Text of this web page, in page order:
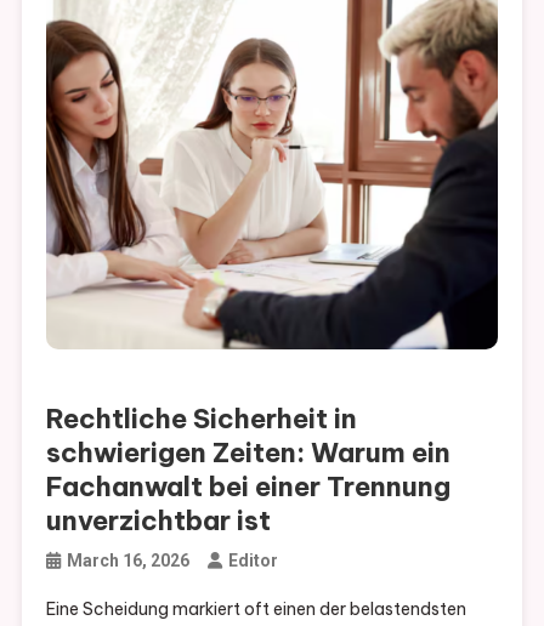
Rechtliche Sicherheit in
schwierigen Zeiten: Warum ein
Fachanwalt bei einer Trennung
unverzichtbar ist
March 16, 2026 Editor
Eine Scheidung markiert oft einen der belastendsten